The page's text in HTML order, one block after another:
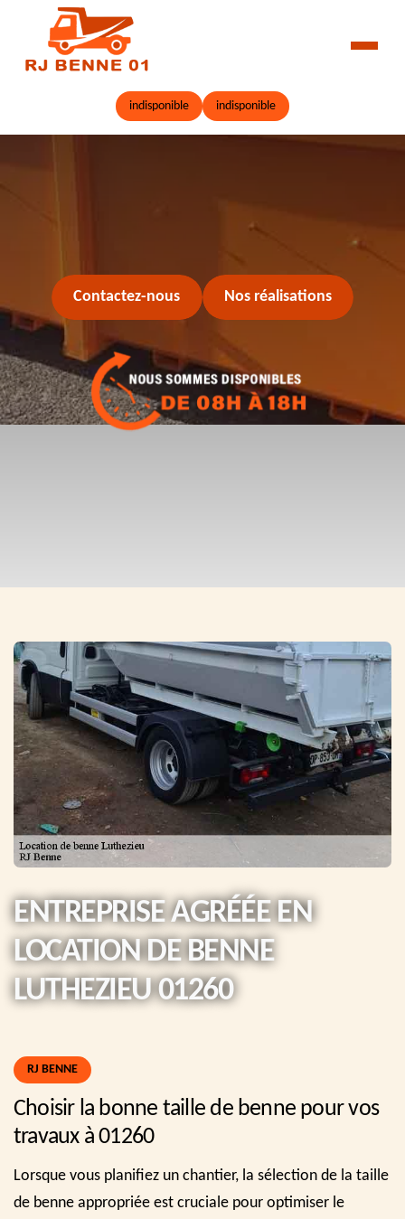
indisponible indisponible
Contactez-nous Nos réalisations
ENTREPRISE AGRÉÉE EN
LOCATION DE BENNE
LUTHEZIEU 01260
RJ BENNE
Choisir la bonne taille de benne pour vos
travaux à 01260
Lorsque vous planifiez un chantier, la sélection de la taille
de benne appropriée est cruciale pour optimiser le